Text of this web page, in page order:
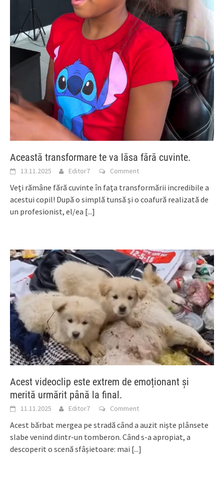
Această transformare te va lăsa fără cuvinte.
13.11.2025 Editor7 Comment
Veți rămâne fără cuvinte în fața transformării incredibile a
acestui copil! După o simplă tunsă și o coafură realizată de
un profesionist, el/ea [...]
Acest videoclip este extrem de emoționant și
merită urmărit până la final.
11.11.2025 Editor7 Comment
Acest bărbat mergea pe stradă când a auzit niște plânsete
slabe venind dintr-un tomberon. Când s-a apropiat, a
descoperit o scenă sfâșietoare: mai [...]